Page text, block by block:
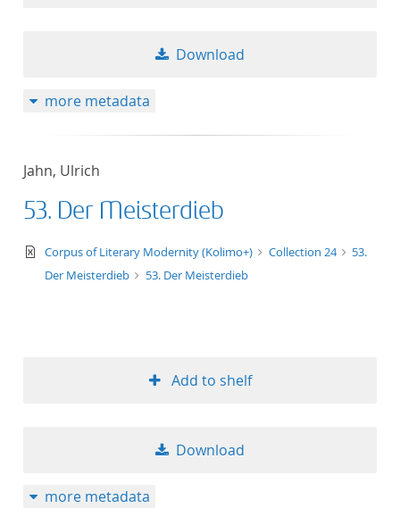
Download
more metadata
Jahn, Ulrich
53. Der Meisterdieb
text/xml
Corpus of Literary Modernity (Kolimo+) Collection 24
53.
Der Meisterdieb
53. Der Meisterdieb
Add to shelf
Download
more metadata